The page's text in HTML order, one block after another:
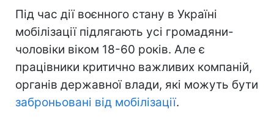
Під час дії воєнного стану в Україні
мобілізації підлягають усі громадяни-
чоловіки віком 18-60 років. Але є
працівники критично важливих компаній,
органів державної влади, які можуть бути
заброньовані від мобілізації.